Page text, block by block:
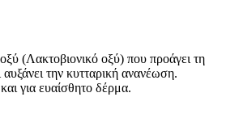
(Λακτοβιονικό οξύ) που προάγει τη
την κυτταρική ανανέωση.
για ευαίσθητο δέρμα.